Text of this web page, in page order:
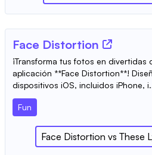
‎Face Distortion
¡Transforma tus fotos en divertidas
aplicación **Face Distortion**!
dispositivos iOS, incluidos iPhone,
Fun
‎Face Distortion vs These